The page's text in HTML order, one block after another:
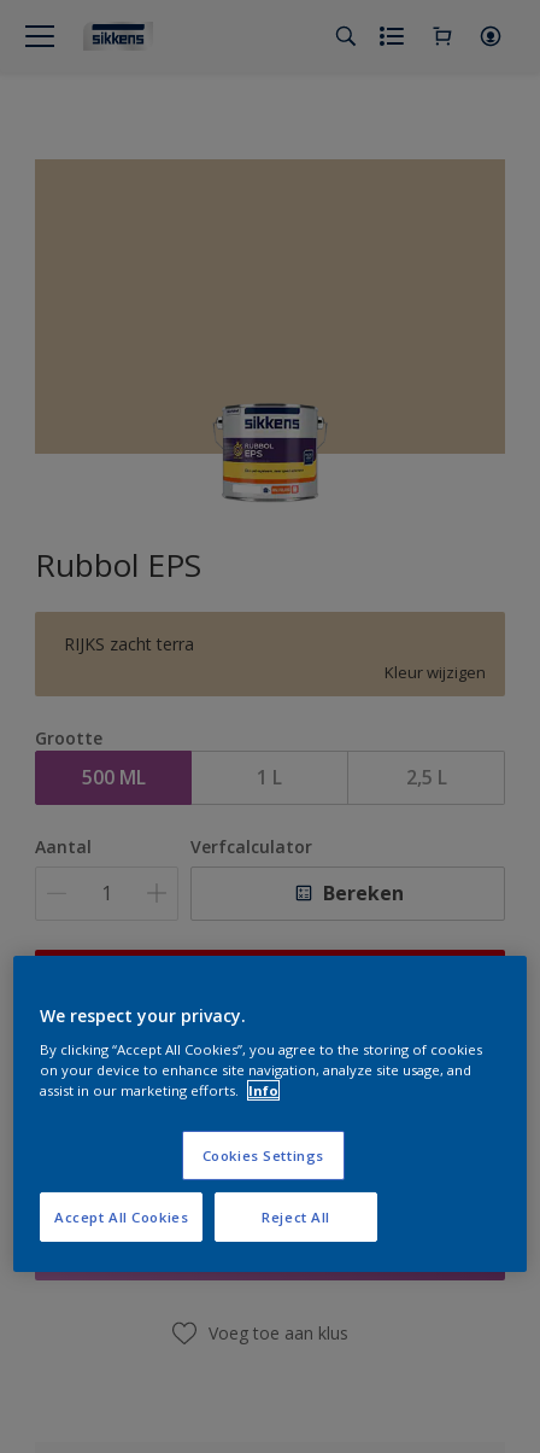
Rubbol EPS
RIJKS zacht terra
Kleur wijzigen
Grootte
500 ML 1 L 2,5 L
Aantal Verfcalculator
Bereken
te bestellen. Houd de website in de gaten, we werken
er hard aan om de voorraad aan te vullen.
Boodschappenlijst
Voeg toe aan klus
We respect your privacy.
By clicking “Accept All Cookies”, you agree to the storing of cookies
on your device to enhance site navigation, analyze site usage, and
assist in our marketing efforts.
Info
Cookies Settings
Reject All
Accept All Cookies